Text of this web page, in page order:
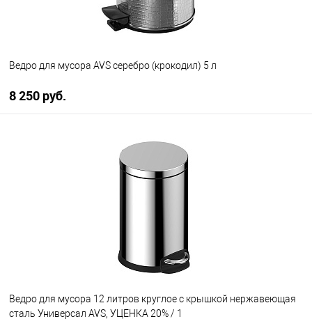
Ведро для мусора AVS серебро (крокодил) 5 л
8 250 руб.
В наличии
Ведро для мусора 12 литров круглое с крышкой нержавеющая
сталь Универсал AVS, УЦЕНКА 20% / 1